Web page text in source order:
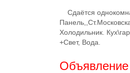
Сдаётся
Холодильник.
+Свет, Вода.
Объявление